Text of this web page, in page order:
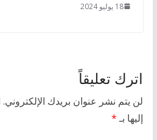
18 يوليو 2024
اترك تعليقاً
لن يتم نشر عنوان بريدك الإلكتروني.
إليها بـ*